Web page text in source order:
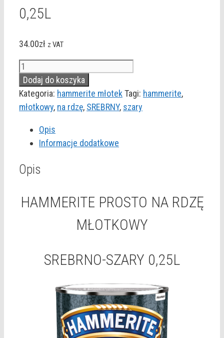
0,25L
34.00zł z VAT
ilość
HAMMERITE
PROSTO
NA
MŁOTKOWY
SREBRNO-
0,25L
Dodaj do koszyka
Kategoria: hammerite młotek Tagi: hammerite,
młotkowy, na rdzę, SREBRNY, szary
Opis
Informacje dodatkowe
Opis
HAMMERITE PROSTO NA RDZĘ
MŁOTKOWY
SREBRNO-SZARY 0,25L